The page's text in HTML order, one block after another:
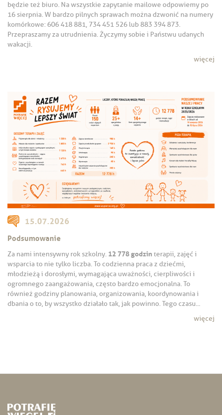
będzie też biuro. Na wszystkie zapytanie mailowe odpowiemy po
16 sierpnia. W bardzo pilnych sprawach można dzwonić na numery
komórkowe: 606 418 881, 734 451 526 lub 883 394 873.
Przepraszamy za utrudnienia. Życzymy sobie i Państwu udanych
wakacji.
więcej
15.07.2026
Podsumowanie
Za nami intensywny rok szkolny. 12 778 godzinterapii, zajęć i
wsparcia to nie tylko liczba. To codzienna praca z dziećmi,
młodzieżą i dorosłymi, wymagająca uważności, cierpliwości i
ogromnego zaangażowania, często bardzo emocjonalna. To
również godziny planowania, organizowania, koordynowania i
dbania o to, by wszystko działało tak, jak powinno. Tego czasu...
więcej